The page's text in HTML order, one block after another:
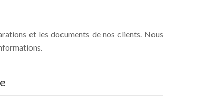
et les documents de nos clients. Nous